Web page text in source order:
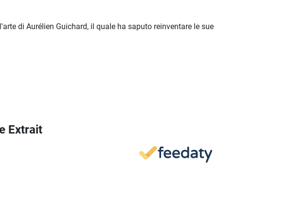
di Aurélien Guichard, il quale ha saputo reinventare le sue
Extrait